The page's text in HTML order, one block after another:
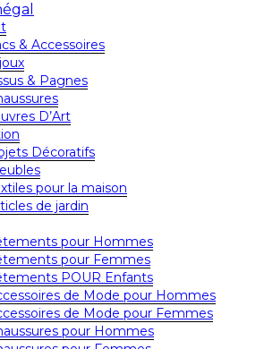
& Accessoires
& Pagnes
D’Art
Décoratifs
pour la maison
de jardin
pour Hommes
pour Femmes
POUR Enfants
de Mode pour Hommes
de Mode pour Femmes
pour Hommes